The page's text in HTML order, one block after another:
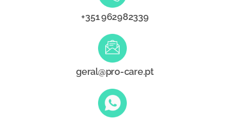
+351 962982339
geral@pro-care.pt